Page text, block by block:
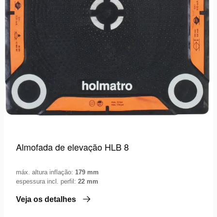
Almofada de elevação HLB 8
máx. altura inflação: 179 mm
espessura incl. perfil: 22 mm
Veja os detalhes